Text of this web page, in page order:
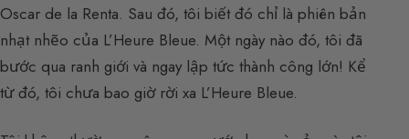
Oscar de la Renta. Sau đó, tôi biết đó chỉ là phiên bản
nhạt nhẽo của L’Heure Bleue. Một ngày nào đó, tôi đã
bước qua ranh giới và ngay lập tức thành công lớn! Kể
từ đó, tôi chưa bao giờ rời xa L’Heure Bleue.